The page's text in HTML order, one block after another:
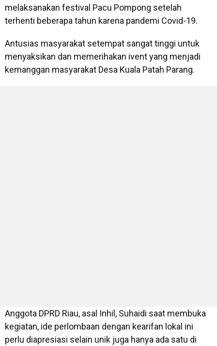
melaksanakan festival Pacu Pompong setelah
terhenti beberapa tahun karena pandemi Covid-19.
Antusias masyarakat setempat sangat tinggi untuk
menyaksikan dan memerihakan ivent yang menjadi
kemanggan masyarakat Desa Kuala Patah Parang.
Anggota DPRD Riau, asal Inhil, Suhaidi saat membuka
kegiatan, ide perlombaan dengan kearifan lokal ini
perlu diapresiasi selain unik juga hanya ada satu di